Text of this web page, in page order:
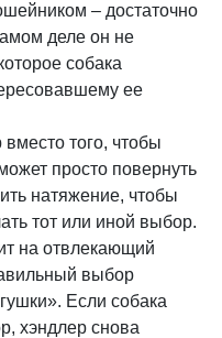
– достаточно
деле он не
собака
ее
того, чтобы
просто повернуть
натяжение, чтобы
тот или иной выбор.
на отвлекающий
выбор
Если собака
хэндлер снова